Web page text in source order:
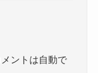
ントは自動で